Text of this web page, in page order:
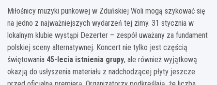
Miłośnicy muzyki punkowej w Zduńskiej Woli mogą szykować się
na jedno z najważniejszych wydarzeń tej zimy. 31 stycznia w
lokalnym klubie wystąpi Dezerter – zespół uważany za fundament
polskiej sceny alternatywnej. Koncert nie tylko jest częścią
świętowania 45-lecia istnienia grupy, ale również wyjątkową
okazją do usłyszenia materiału z nadchodzącej płyty jeszcze